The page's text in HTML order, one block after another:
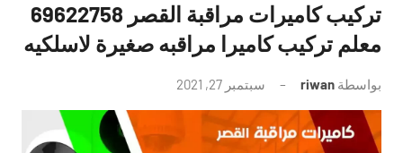
بالكويت
تركيب كاميرات مراقبة القصر 69622758
معلم تركيب كاميرا مراقبه صغيرة لاسلكيه
بواسطة riwan سبتمبر 27, 2021
توجد
تعليقات